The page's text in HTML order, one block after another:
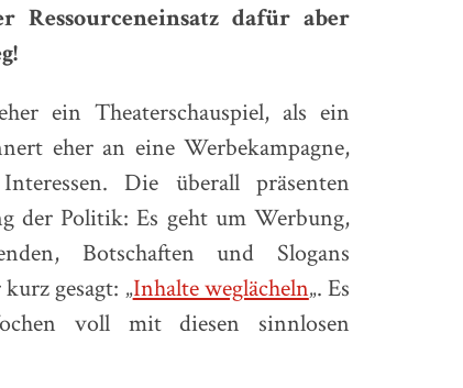
Ressourceneinsatz dafür aber
ein Theaterschauspiel, als ein
eher an eine Werbekampagne,
Die überall präsenten
der Politik: Es geht um Werbung,
Botschaften und Slogans
gesagt: „Inhalte weglächeln„. Es
voll mit diesen sinnlosen